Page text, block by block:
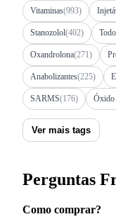
Vitaminas(993)
Stanozolol(402)
Oxandrolona(271)
Anabolizantes(225)
SARMS(176)
Ver mais tags
Perguntas
Como comprar?